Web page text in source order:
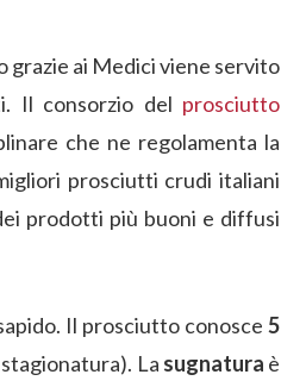
grazie ai Medici viene servito
Il consorzio del prosciutto
che ne regolamenta la
prosciutti crudi italiani
prodotti più buoni e diffusi
Il prosciutto conosce 5
La sugnatura è